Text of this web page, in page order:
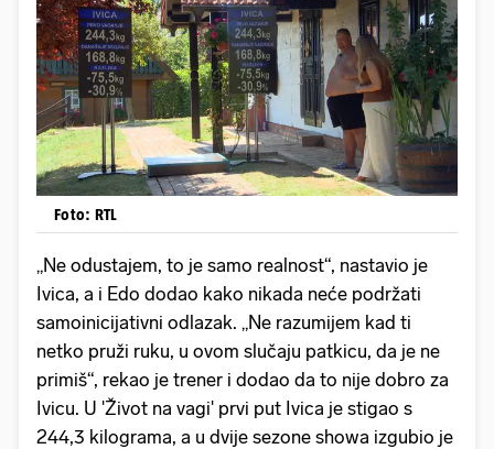
Foto: RTL
„Ne odustajem, to je samo realnost“, nastavio je
Ivica, a i Edo dodao kako nikada neće podržati
samoinicijativni odlazak. „Ne razumijem kad ti
netko pruži ruku, u ovom slučaju patkicu, da je ne
primiš“, rekao je trener i dodao da to nije dobro za
Ivicu. U 'Život na vagi' prvi put Ivica je stigao s
244,3 kilograma, a u dvije sezone showa izgubio je